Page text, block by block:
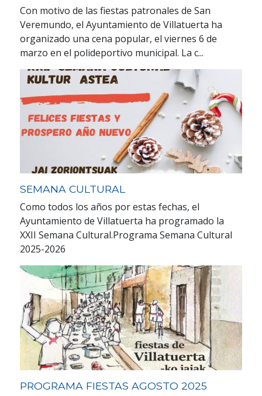
Con motivo de las fiestas patronales de San
Veremundo, el Ayuntamiento de Villatuerta ha
organizado una cena popular, el viernes 6 de
marzo en el polideportivo municipal. La c...
SEMANA CULTURAL
Como todos los años por estas fechas, el
Ayuntamiento de Villatuerta ha programado la
XXII Semana Cultural.Programa Semana Cultural
2025-2026
PROGRAMA FIESTAS AGOSTO 2025